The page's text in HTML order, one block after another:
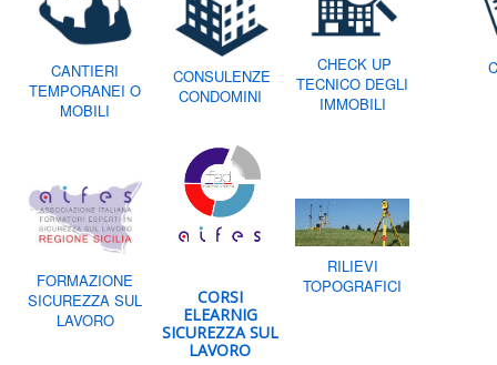
CANTIERI
TEMPORANEI O
MOBILI
CONSULENZE
CONDOMINI
CHECK UP
TECNICO DEGLI
IMMOBILI
FORMAZIONE
SICUREZZA SUL
LAVORO
CORSI
ELEARNIG
SICUREZZA SUL
LAVORO
RILIEVI
TOPOGRAFICI